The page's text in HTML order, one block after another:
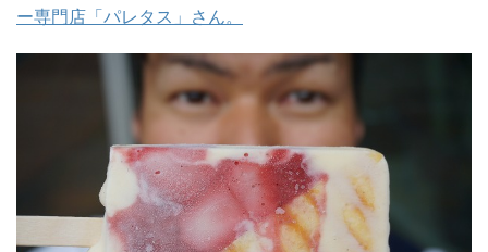
ー専門店「パレタス」さん。